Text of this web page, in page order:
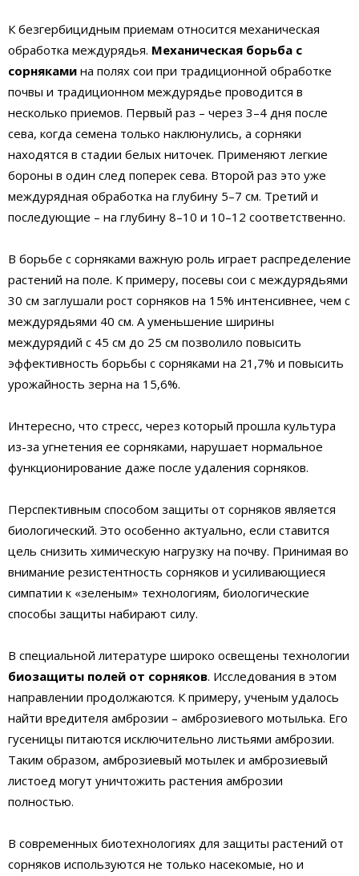
К безгербицидным приемам относится механическая
обработка междурядья. Механическая борьба с
сорняками на полях сои при традиционной обработке
почвы и традиционном междурядье проводится в
несколько приемов. Первый раз – через 3–4 дня после
сева, когда семена только наклюнулись, а сорняки
находятся в стадии белых ниточек. Применяют легкие
бороны в один след поперек сева. Второй раз это уже
междурядная обработка на глубину 5–7 см. Третий и
последующие – на глубину 8–10 и 10–12 соответственно.
В борьбе с сорняками важную роль играет распределение
растений на поле. К примеру, посевы сои с междурядьями
30 см заглушали рост сорняков на 15% интенсивнее, чем с
междурядьями 40 см. А уменьшение ширины
междурядий с 45 см до 25 см позволило повысить
эффективность борьбы с сорняками на 21,7% и повысить
урожайность зерна на 15,6%.
Интересно, что стресс, через который прошла культура
из-за угнетения ее сорняками, нарушает нормальное
функционирование даже после удаления сорняков.
Перспективным способом защиты от сорняков является
биологический. Это особенно актуально, если ставится
цель снизить химическую нагрузку на почву. Принимая во
внимание резистентность сорняков и усиливающиеся
симпатии к «зеленым» технологиям, биологические
способы защиты набирают силу.
В специальной литературе широко освещены технологии
биозащиты полей от сорняков. Исследования в этом
направлении продолжаются. К примеру, ученым удалось
найти вредителя амброзии – амброзиевого мотылька. Его
гусеницы питаются исключительно листьями амброзии.
Таким образом, амброзиевый мотылек и амброзиевый
листоед могут уничтожить растения амброзии
полностью.
В современных биотехнологиях для защиты растений от
сорняков используются не только насекомые, но и